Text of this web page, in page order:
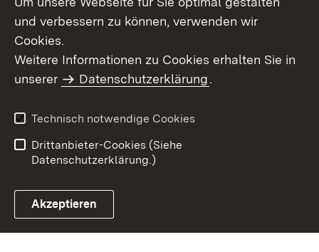
Benutzungshinweise
Erklärung zur
und verbessern zu können, verwenden wir
Cookies.
Weitere Informationen zu Cookies erhalten Sie in
unserer
Datenschutzerklärung.
Technisch notwendige Cookies
Drittanbieter-Cookies (Siehe
Datenschutzerklärung.)
Akzeptieren